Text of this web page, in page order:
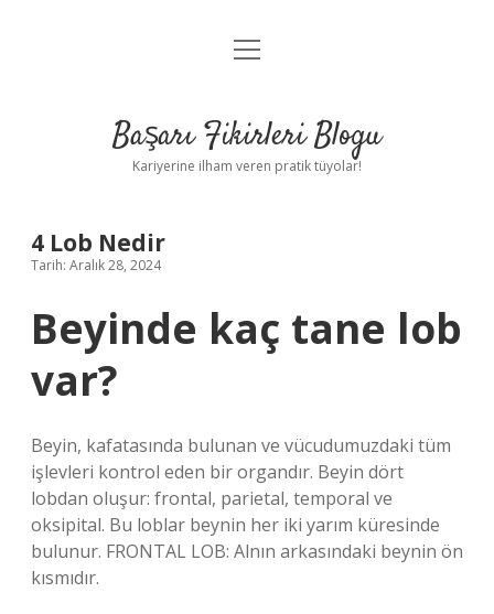
Anasayfa
Yasal Uyarı
menüyü
Başarı Fikirleri Blogu
Kariyerine ilham veren pratik tüyolar!
4 Lob Nedir
Tarih: Aralık 28, 2024
Beyinde kaç tane lob
var?
Beyin, kafatasında bulunan ve vücudumuzdaki tüm
işlevleri kontrol eden bir organdır. Beyin dört
lobdan oluşur: frontal, parietal, temporal ve
oksipital. Bu loblar beynin her iki yarım küresinde
bulunur. FRONTAL LOB: Alnın arkasındaki beynin ön
kısmıdır.